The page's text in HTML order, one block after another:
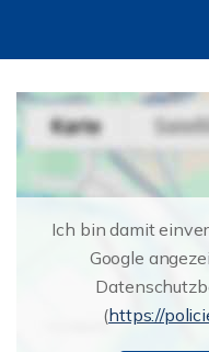
Ich bin damit
Google
(https://